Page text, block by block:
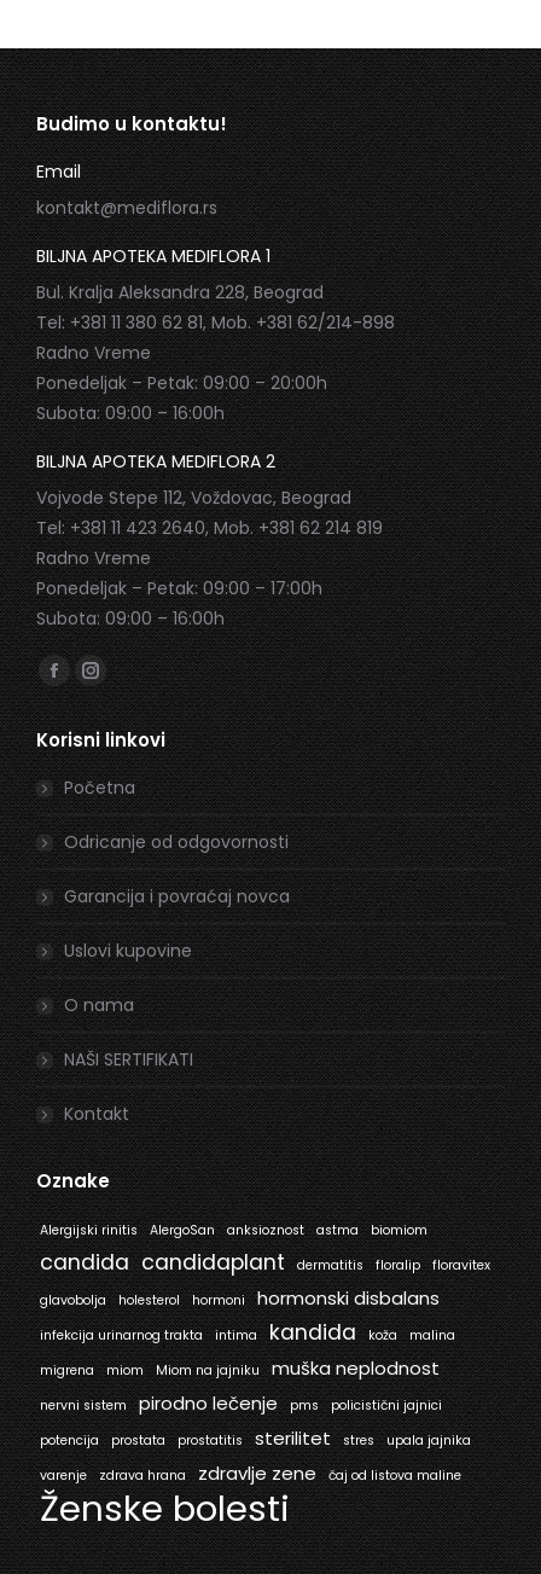
Budimo u kontaktu!
Email
kontakt@mediflora.rs
BILJNA APOTEKA MEDIFLORA 1
Bul. Kralja Aleksandra 228, Beograd
Tel: +381 11 380 62 81, Mob. +381 62/214-898
Radno Vreme
Ponedeljak – Petak: 09:00 – 20:00h
Subota: 09:00 – 16:00h
BILJNA APOTEKA MEDIFLORA 2
Vojvode Stepe 112, Voždovac, Beograd
Tel: +381 11 423 2640, Mob. +381 62 214 819
Radno Vreme
Ponedeljak – Petak: 09:00 – 17:00h
Subota: 09:00 – 16:00h
Find us on:
Facebook
page
opens
in
new
window
Instagram
page
opens
in
new
window
Korisni linkovi
Početna
Odricanje od odgovornosti
Garancija i povraćaj novca
Uslovi kupovine
O nama
NAŠI SERTIFIKATI
Kontakt
Oznake
Alergijski rinitis AlergoSan anksioznost astma biomiom
candida candidaplant dermatitis floralip
floravitex
glavobolja
holesterol hormoni hormonski disbalans
infekcija urinarnog trakta intima kandida koža
malina
migrena
miom Miom na jajniku muška neplodnost
nervni sistem pirodno lečenje pms
policistični jajnici
potencija
prostata prostatitis sterilitet stres
upala jajnika
varenje
zdrava hrana zdravlje zene čaj od listova maline
Ženske bolesti